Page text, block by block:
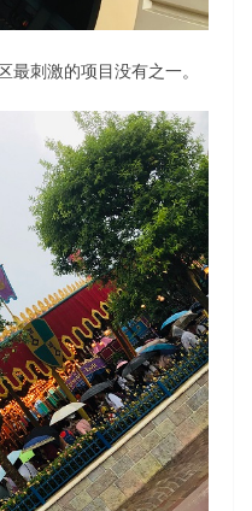
最刺激的项目没有之一。